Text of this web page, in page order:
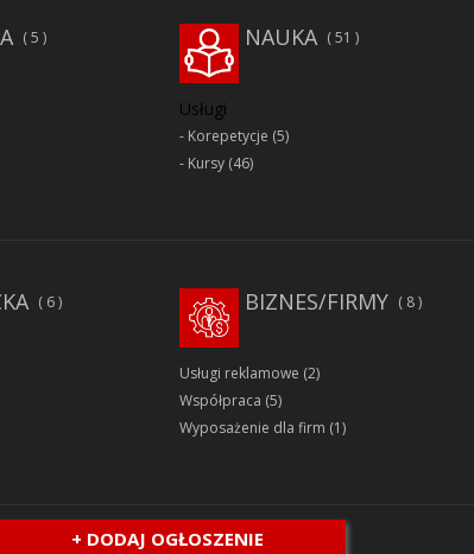
5 51
NAUKA
Usługi
Korepetycje (5)
Kursy (46)
6 8
BIZNES/FIRMY
Usługi reklamowe (2)
Współpraca (5)
Wyposażenie dla firm (1)
+ DODAJ OGŁOSZENIE